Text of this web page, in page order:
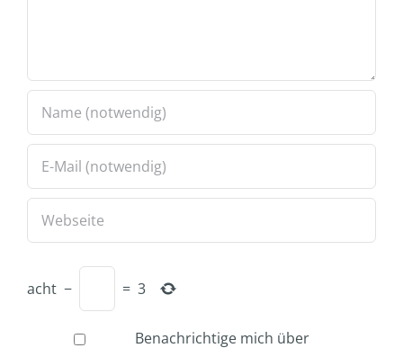
acht − = 3
Benachrichtige mich über